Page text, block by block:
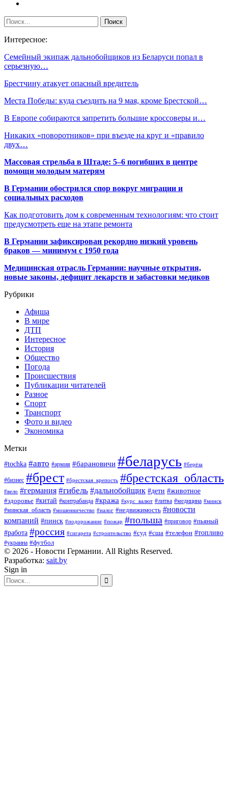
Интересное:
Семейный экипаж дальнобойщиков из Беларуси попал в
серьезную…
Брестчину атакует опасный вредитель
Места Победы: куда съездить на 9 мая, кроме Брестской…
В Европе собираются запретить большие кроссоверы и…
Никаких «поворотников» при въезде на круг и «правило
двух…
Массовая стрельба в Штаде: 5–6 погибших в центре
помощи молодым матерям
В Германии обострился спор вокруг миграции и
социальных расходов
Как подготовить дом к современным технологиям: что стоит
предусмотреть еще на этапе ремонта
В Германии зафиксирован рекордно низкий уровень
браков — минимум с 1950 года
Медицинская отрасль Германии: научные открытия,
новые законы, дефицит лекарств и забастовки медиков
Рубрики
Афиша
В мире
ДТП
Интересное
История
Общество
Погода
Происшествия
Публикации читателей
Разное
Спорт
Транспорт
Фото и видео
Экономика
Метки
#tochka #авто #армия #барановичи #беларусь #берёза
#бизнес #брест #брестская_крепость #брестская_область
#вело #германия #гибель #дальнобойщик #дети #животное
#здоровье #китай #контрабанда #кража #курс_валют #литва #медицина #минск
#минская_область #мошенничество #налог #недвижимость #новости
компаний #пинск #подорожание #пожар #польша #приговор #пьяный
#работа #россия #сигарета #строительство #суд #сша #телефон #топливо
#украина #футбол
© 2026 - Новости Германии. All Rights Reserved.
Разработка: sait.by
Sign in